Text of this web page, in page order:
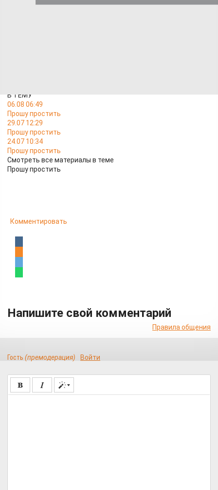
В ТЕМУ
06.08 06:49
Прошу простить
29.07 12:29
Прошу простить
24.07 10:34
Прошу простить
Смотреть все материалы в теме
Прошу простить
Комментировать
Напишите свой комментарий
Правила общения
Гость (премодерация) Войти